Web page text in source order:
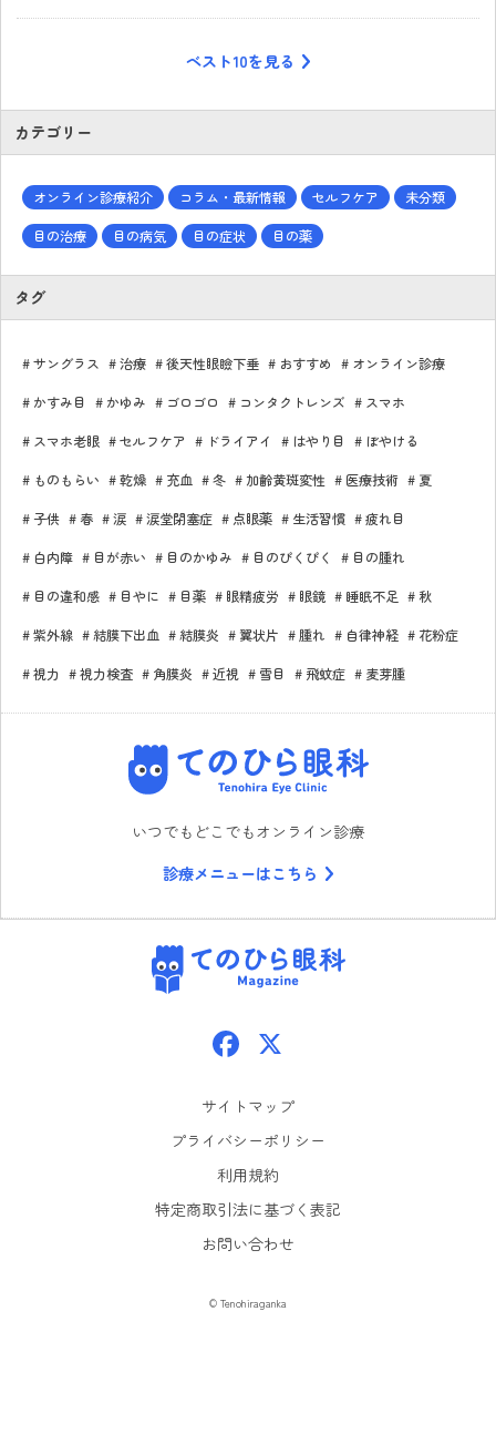
ベスト10を見る
カテゴリー
オンライン診療紹介 コラム・最新情報 セルフケア 未分類
目の治療 目の病気 目の症状 目の薬
タグ
サングラス 治療 後天性眼瞼下垂 おすすめ オンライン診療
かすみ目 かゆみ ゴロゴロ コンタクトレンズ スマホ
スマホ老眼 セルフケア ドライアイ はやり目 ぼやける
ものもらい 乾燥 充血 冬 加齢黄斑変性 医療技術 夏
子供 春 涙 涙堂閉塞症 点眼薬 生活習慣 疲れ目
白内障 目が赤い 目のかゆみ 目のぴくぴく 目の腫れ
目の違和感 目やに 目薬 眼精疲労 眼鏡 睡眠不足 秋
紫外線 結膜下出血 結膜炎 翼状片 腫れ 自律神経 花粉症
視力 視力検査 角膜炎 近視 雪目 飛蚊症 麦芽腫
てのひら眼科
いつでもどこでもオンライン診療
診療メニューはこちら
てのひら眼科
Facebook
サイトマップ
プライバシーポリシー
利用規約
特定商取引法に基づく表記
お問い合わせ
© Tenohiraganka